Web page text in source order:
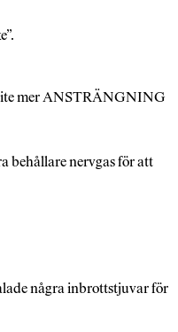
lite mer ANSTRÄNGNING
behållare nervgas för att
några inbrottstjuvar för